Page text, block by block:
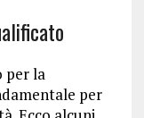
per la
per